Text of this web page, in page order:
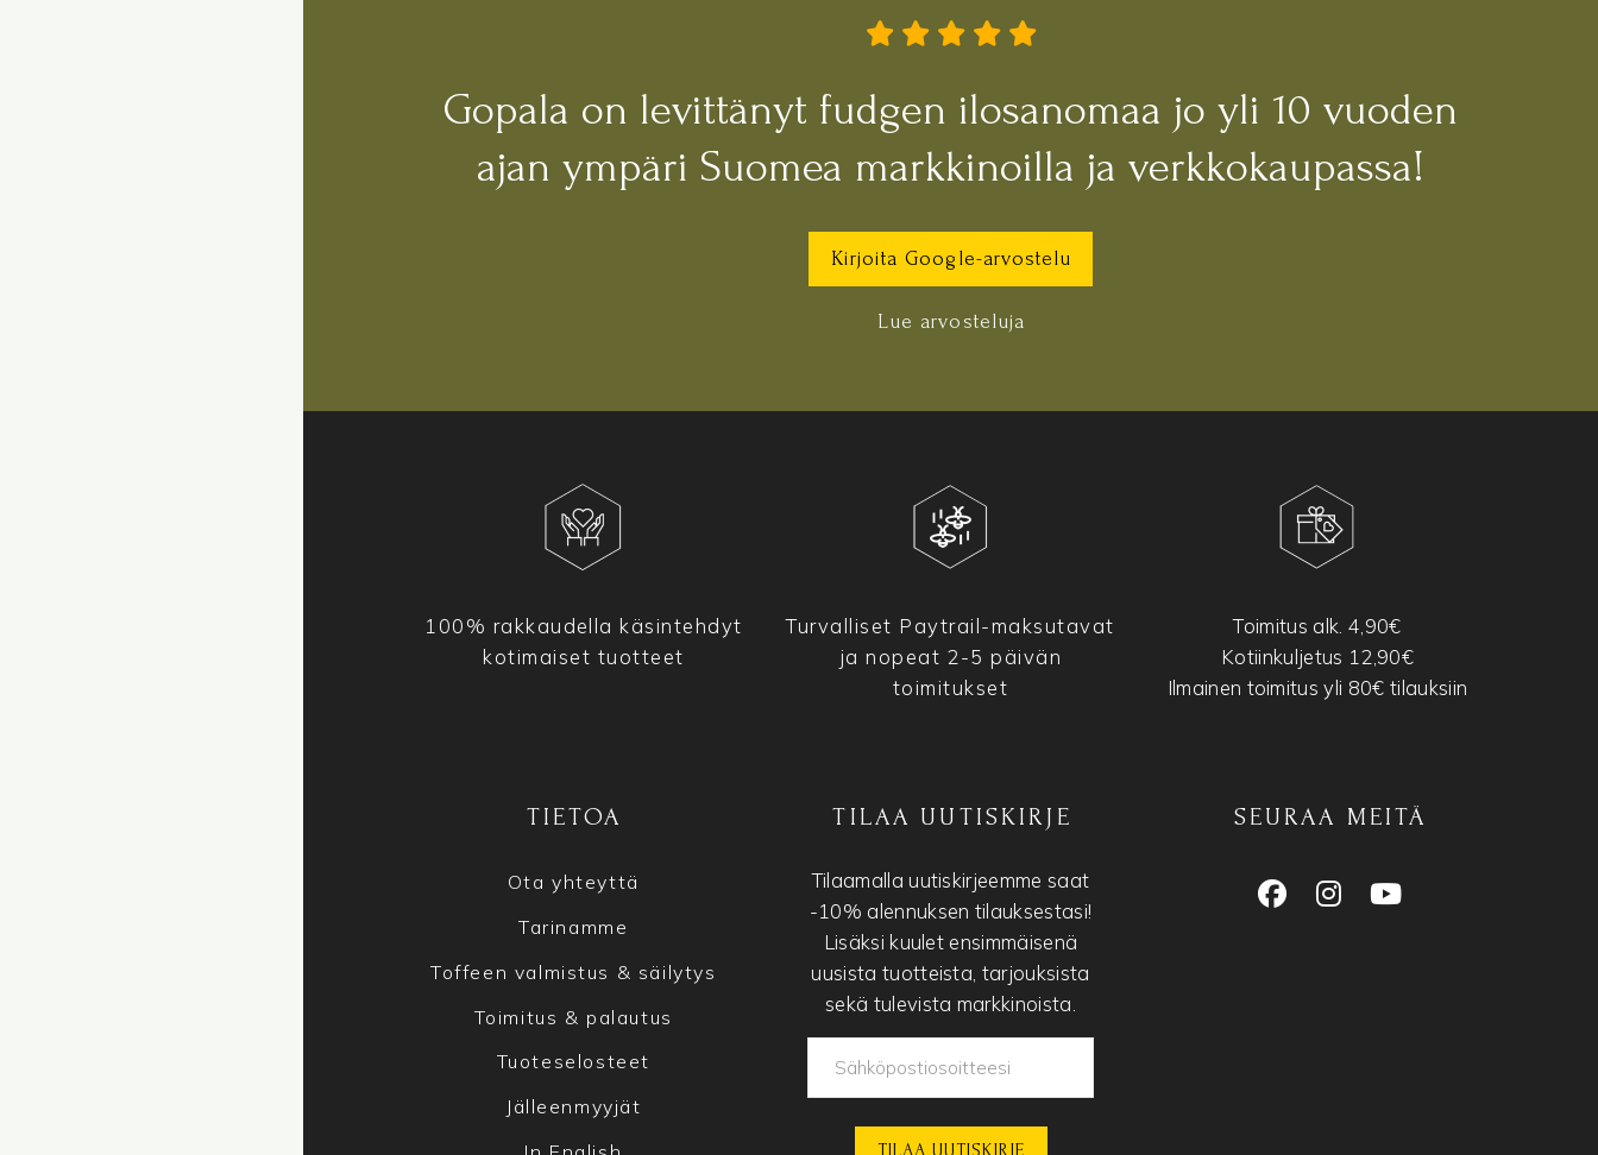
Gopala on levittänyt fudgen ilosanomaa jo yli 10 vuoden
ajan ympäri Suomea markkinoilla ja verkkokaupassa!
Kirjoita Google-arvostelu
Lue arvosteluja
100% rakkaudella käsintehdyt
kotimaiset tuotteet
Turvalliset Paytrail-maksutavat
ja nopeat 2-5 päivän
toimitukset
Toimitus alk. 4,90€
Kotiinkuljetus 12,90€
Ilmainen toimitus yli 80€ tilauksiin
TIETOA
Ota yhteyttä
Tarinamme
Toffeen valmistus & säilytys
Toimitus & palautus
Tuoteselosteet
Jälleenmyyjät
TILAA UUTISKIRJE
Tilaamalla uutiskirjeemme saat
-10% alennuksen tilauksestasi!
Lisäksi kuulet ensimmäisenä
uusista tuotteista, tarjouksista
sekä tulevista markkinoista.
SEURAA MEITÄ